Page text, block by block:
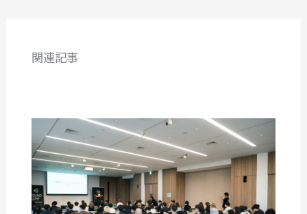
関連記事